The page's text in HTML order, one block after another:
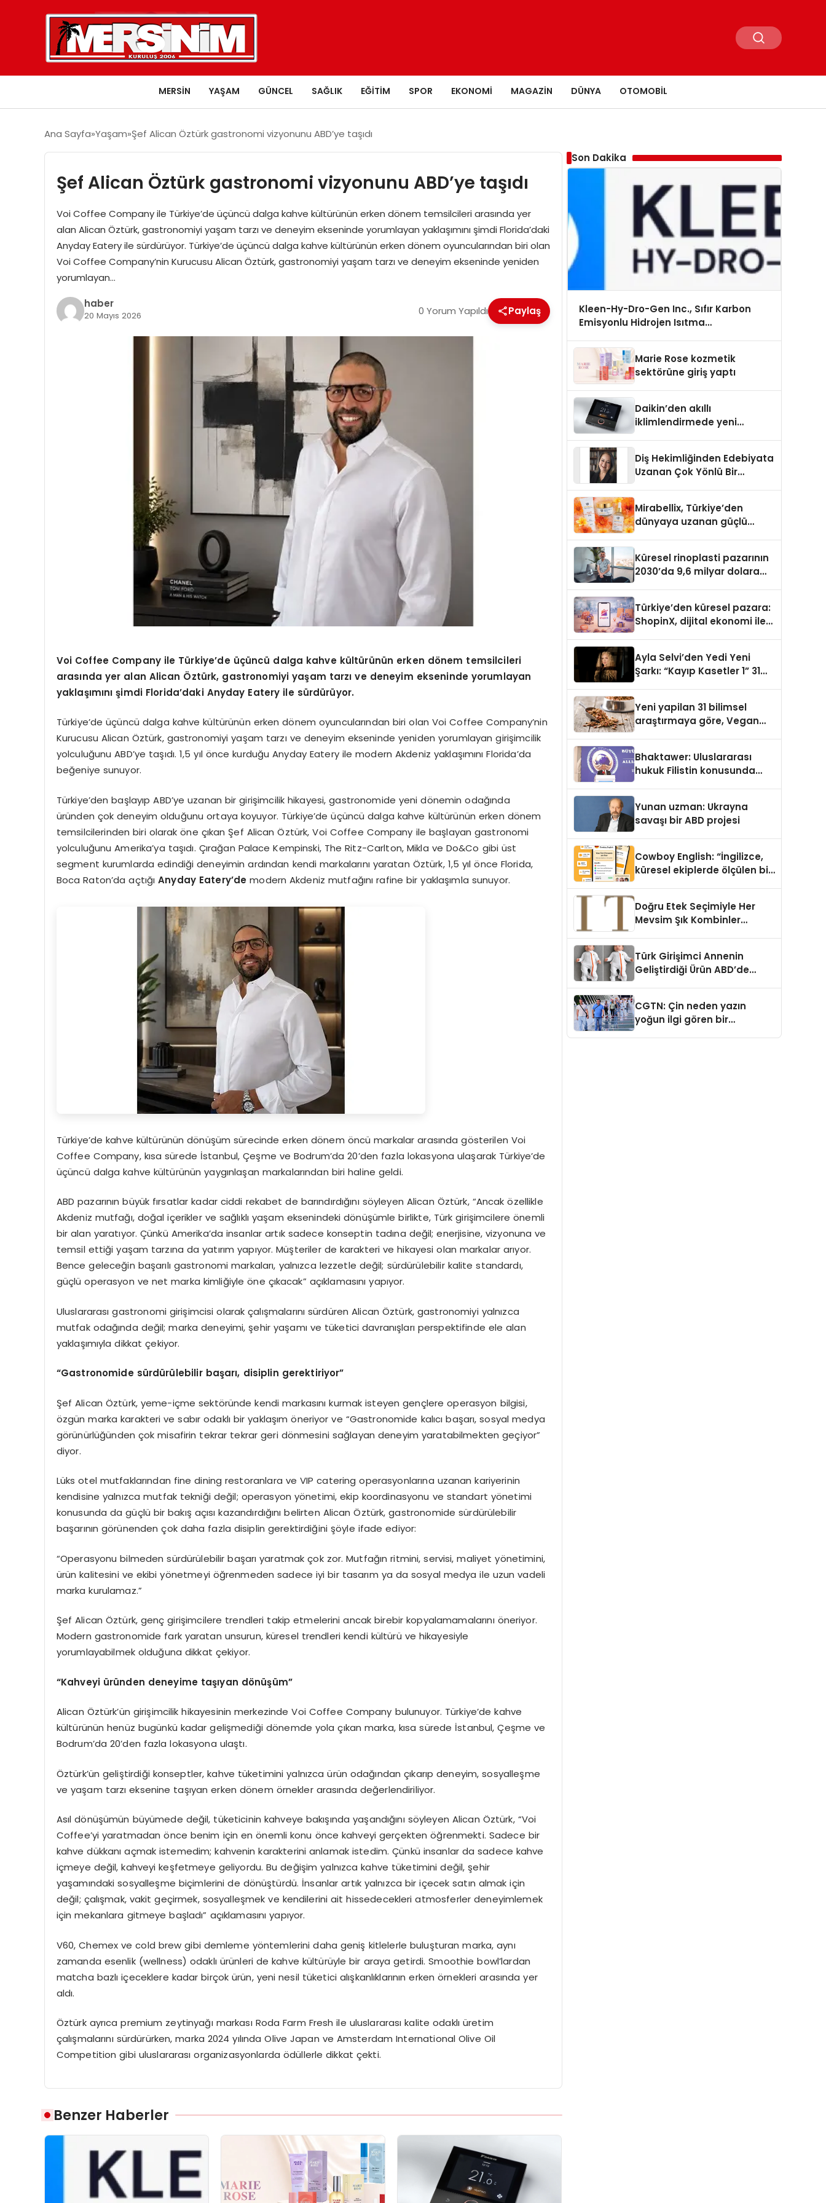
MERSIN YAŞAM GÜNCEL SAĞLIK EĞITIM SPOR EKONOMI MAGAZIN DÜNYA OTOMOBIL
Ana Sayfa Yaşam Şef Alican Öztürk gastronomi vizyonunu ABD’ye taşıdı
Şef Alican Öztürk gastronomi vizyonunu ABD’ye taşıdı
Voi Coffee Company ile Türkiye’de üçüncü dalga kahve kültürünün erken dönem temsilcileri arasında yer
alan Alican Öztürk, gastronomiyi yaşam tarzı ve deneyim ekseninde yorumlayan yaklaşımını şimdi Florida’daki
Anyday Eatery ile sürdürüyor. Türkiye’de üçüncü dalga kahve kültürünün erken dönem oyuncularından biri olan
Voi Coffee Company’nin Kurucusu Alican Öztürk, gastronomiyi yaşam tarzı ve deneyim ekseninde yeniden
yorumlayan…
haber
20 Mayıs 2026 0 Yorum Yapıldı Paylaş
Voi Coffee Company ile Türkiye’de üçüncü dalga kahve kültürünün erken dönem temsilcileri
arasında yer alan Alican Öztürk, gastronomiyi yaşam tarzı ve deneyim ekseninde yorumlayan
yaklaşımını şimdi Florida’daki Anyday Eatery ile sürdürüyor.
Türkiye’de üçüncü dalga kahve kültürünün erken dönem oyuncularından biri olan Voi Coffee Company’nin
Kurucusu Alican Öztürk, gastronomiyi yaşam tarzı ve deneyim ekseninde yeniden yorumlayan girişimcilik
yolculuğunu ABD’ye taşıdı. 1,5 yıl önce kurduğu Anyday Eatery ile modern Akdeniz yaklaşımını Florida’da
beğeniye sunuyor.
Türkiye’den başlayıp ABD’ye uzanan bir girişimcilik hikayesi, gastronomide yeni dönemin odağında
üründen çok deneyim olduğunu ortaya koyuyor. Türkiye’de üçüncü dalga kahve kültürünün erken dönem
temsilcilerinden biri olarak öne çıkan Şef Alican Öztürk, Voi Coffee Company ile başlayan gastronomi
yolculuğunu Amerika’ya taşıdı. Çırağan Palace Kempinski, The Ritz-Carlton, Mikla ve Do&Co gibi üst
segment kurumlarda edindiği deneyimin ardından kendi markalarını yaratan Öztürk, 1,5 yıl önce Florida,
Boca Raton’da açtığıAnyday Eatery’de modern Akdeniz mutfağını rafine bir yaklaşımla sunuyor.
Türkiye’de kahve kültürünün dönüşüm sürecinde erken dönem öncü markalar arasında gösterilen Voi
Coffee Company, kısa sürede İstanbul, Çeşme ve Bodrum’da 20’den fazla lokasyona ulaşarak Türkiye’de
üçüncü dalga kahve kültürünün yaygınlaşan markalarından biri haline geldi.
ABD pazarının büyük fırsatlar kadar ciddi rekabet de barındırdığını söyleyen Alican Öztürk, “Ancak özellikle
Akdeniz mutfağı, doğal içerikler ve sağlıklı yaşam eksenindeki dönüşümle birlikte, Türk girişimcilere önemli
bir alan yaratıyor. Çünkü Amerika’da insanlar artık sadece konseptin tadına değil; enerjisine, vizyonuna ve
temsil ettiği yaşam tarzına da yatırım yapıyor. Müşteriler de karakteri ve hikayesi olan markalar arıyor.
Bence geleceğin başarılı gastronomi markaları, yalnızca lezzetle değil; sürdürülebilir kalite standardı,
güçlü operasyon ve net marka kimliğiyle öne çıkacak” açıklamasını yapıyor.
Uluslararası gastronomi girişimcisi olarak çalışmalarını sürdüren Alican Öztürk, gastronomiyi yalnızca
mutfak odağında değil; marka deneyimi, şehir yaşamı ve tüketici davranışları perspektifinde ele alan
yaklaşımıyla dikkat çekiyor.
“Gastronomide sürdürülebilir başarı, disiplin gerektiriyor”
Şef Alican Öztürk, yeme-içme sektöründe kendi markasını kurmak isteyen gençlere operasyon bilgisi,
özgün marka karakteri ve sabır odaklı bir yaklaşım öneriyor ve “Gastronomide kalıcı başarı, sosyal medya
görünürlüğünden çok misafirin tekrar tekrar geri dönmesini sağlayan deneyim yaratabilmekten geçiyor”
diyor.
Lüks otel mutfaklarından fine dining restoranlara ve VIP catering operasyonlarına uzanan kariyerinin
kendisine yalnızca mutfak tekniği değil; operasyon yönetimi, ekip koordinasyonu ve standart yönetimi
konusunda da güçlü bir bakış açısı kazandırdığını belirten Alican Öztürk, gastronomide sürdürülebilir
başarının görünenden çok daha fazla disiplin gerektirdiğini şöyle ifade ediyor:
“Operasyonu bilmeden sürdürülebilir başarı yaratmak çok zor. Mutfağın ritmini, servisi, maliyet yönetimini,
ürün kalitesini ve ekibi yönetmeyi öğrenmeden sadece iyi bir tasarım ya da sosyal medya ile uzun vadeli
marka kurulamaz.”
Şef Alican Öztürk, genç girişimcilere trendleri takip etmelerini ancak birebir kopyalamamalarını öneriyor.
Modern gastronomide fark yaratan unsurun, küresel trendleri kendi kültürü ve hikayesiyle
yorumlayabilmek olduğuna dikkat çekiyor.
“Kahveyi üründen deneyime taşıyan dönüşüm”
Alican Öztürk’ün girişimcilik hikayesinin merkezinde Voi Coffee Company bulunuyor. Türkiye’de kahve
kültürünün henüz bugünkü kadar gelişmediği dönemde yola çıkan marka, kısa sürede İstanbul, Çeşme ve
Bodrum’da 20’den fazla lokasyona ulaştı.
Öztürk’ün geliştirdiği konseptler, kahve tüketimini yalnızca ürün odağından çıkarıp deneyim, sosyalleşme
ve yaşam tarzı eksenine taşıyan erken dönem örnekler arasında değerlendiriliyor.
Asıl dönüşümün büyümede değil, tüketicinin kahveye bakışında yaşandığını söyleyen Alican Öztürk, “Voi
Coffee’yi yaratmadan önce benim için en önemli konu önce kahveyi gerçekten öğrenmekti. Sadece bir
kahve dükkanı açmak istemedim; kahvenin karakterini anlamak istedim. Çünkü insanlar da sadece kahve
içmeye değil, kahveyi keşfetmeye geliyordu. Bu değişim yalnızca kahve tüketimini değil, şehir
yaşamındaki sosyalleşme biçimlerini de dönüştürdü. İnsanlar artık yalnızca bir içecek satın almak için
değil; çalışmak, vakit geçirmek, sosyalleşmek ve kendilerini ait hissedecekleri atmosferler deneyimlemek
için mekanlara gitmeye başladı” açıklamasını yapıyor.
V60, Chemex ve cold brew gibi demleme yöntemlerini daha geniş kitlelerle buluşturan marka, aynı
zamanda esenlik (wellness) odaklı ürünleri de kahve kültürüyle bir araya getirdi. Smoothie bowl’lardan
matcha bazlı içeceklere kadar birçok ürün, yeni nesil tüketici alışkanlıklarının erken örnekleri arasında yer
aldı.
Öztürk ayrıca premium zeytinyağı markası Roda Farm Fresh ile uluslararası kalite odaklı üretim
çalışmalarını sürdürürken, marka 2024 yılında Olive Japan ve Amsterdam International Olive Oil
Competition gibi uluslararası organizasyonlarda ödüllerle dikkat çekti.
Benzer Haberler
Son Dakika
Kleen-Hy-Dro-Gen Inc., Sıfır Karbon
Emisyonlu Hidrojen Isıtma
Onaylarını Aldı
Marie Rose kozmetik
sektörüne giriş yaptı
Daikin’den akıllı
iklimlendirmede yeni
Diş Hekimliğinden Edebiyata
Uzanan Çok Yönlü Bir
Mirabellix, Türkiye’den
dünyaya uzanan güçlü
Küresel rinoplasti pazarının
2030’da 9,6 milyar dolara
Türkiye’den küresel pazara:
ShopinX, dijital ekonomi ile
Ayla Selvi’den Yedi Yeni
Şarkı: “Kayıp Kasetler 1” 31
Yeni yapilan 31 bilimsel
araştırmaya göre, Vegan
Sindirildiğini Ortaya Koydu
Bhaktawer: Uluslararası
hukuk Filistin konusunda
Yunan uzman: Ukrayna
savaşı bir ABD projesi
Cowboy English: “İngilizce,
küresel ekiplerde ölçülen bir
Doğru Etek Seçimiyle Her
Mevsim Şık Kombinler
Türk Girişimci Annenin
Geliştirdiği Ürün ABD’de
Açısı Getiriyor.
CGTN: Çin neden yazın
yoğun ilgi gören bir